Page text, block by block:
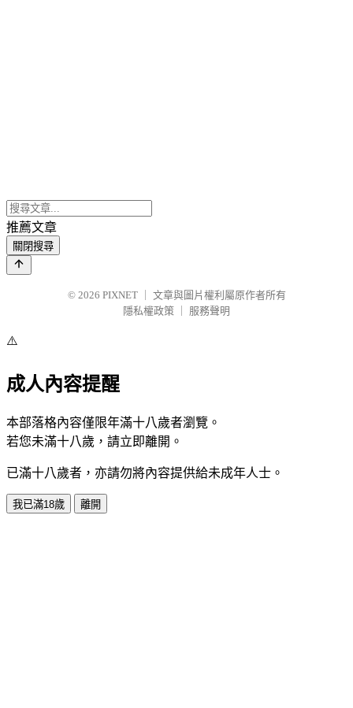
推薦文章
關閉搜尋
© 2026 PIXNET
文章與圖片權利屬原作者所有
隱私權政策
服務聲明
⚠️
成人內容提醒
本部落格內容僅限年滿十八歲者瀏覽。
若您未滿十八歲，請立即離開。
已滿十八歲者，亦請勿將內容提供給未成年人士。
我已滿18歲 離開